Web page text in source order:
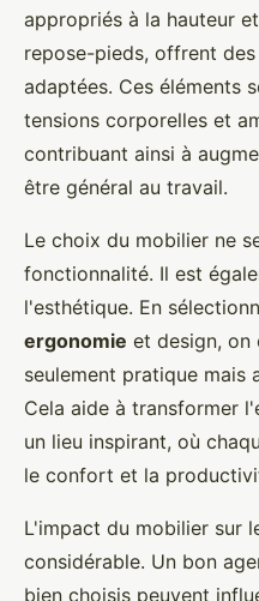
appropriés à la hauteur
repose-pieds, offrent
adaptées. Ces éléments
tensions corporelles et
contribuant ainsi à
être général au travail.
Le choix du mobilier ne
fonctionnalité. Il est
l'esthétique. En
ergonomie et design, on
seulement pratique mais
Cela aide à transformer
un lieu inspirant, où
le confort et la
L'impact du mobilier sur
considérable. Un bon
bien choisis peuvent